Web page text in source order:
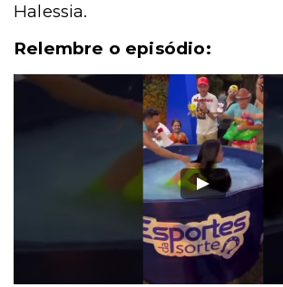
Halessia.
Relembre o episódio: